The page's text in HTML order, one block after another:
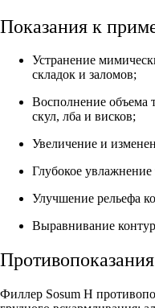
Показания к
Устранение
складок и заломов;
Восполнение объема
скул, лба и висков;
Увеличение и
Глубокое увлажнение
Улучшение рельефа
Выравнивание
Противопоказания
Филлер Sosum H